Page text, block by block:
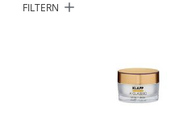
FILTERN